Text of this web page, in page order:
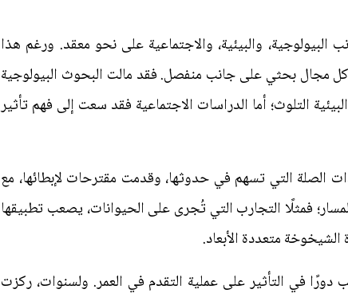
والبيئية، والاجتماعية على نحو معقد. ورغم هذا
مجال بحثي على جانب منفصل. فقد مالت البحوث البيولوجية
التلوث؛ أما الدراسات الاجتماعية فقد سعت إلى فهم تأثير
الصلة التي تسهم في حدوثها، وقدمت مقترحات لإبطائها، مع
فمثلًا التجارب التي تُجرى على الحيوانات، يصعب تطبيقها
متعددة الأبعاد.
في التأثير على عملية التقدم في العمر. ولسنوات، ركزت